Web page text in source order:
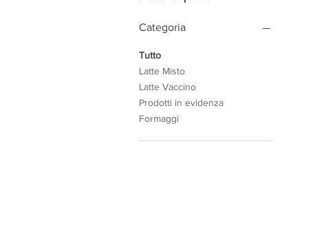
Categoria
Tutto
Latte Misto
Latte Vaccino
Prodotti in evidenza
Formaggi